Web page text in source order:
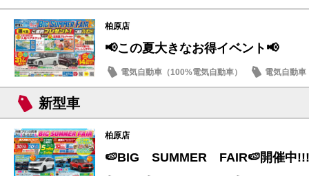
柏原店
📢この夏大きなお得イベント📢
電気自動車（100%電気自動車）
電気自動車
イベント・フェア
セール情報 記念品・
新型車
柏原店
🍉BIG SUMMER FAIR🍉開催中